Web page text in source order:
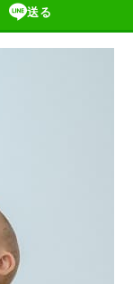
送る